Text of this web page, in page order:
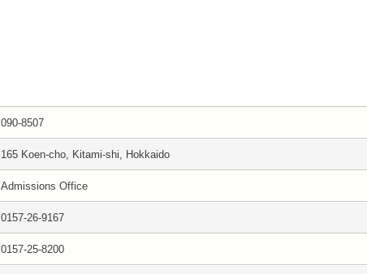
090-8507
165 Koen-cho, Kitami-shi, Hokkaido
Admissions Office
0157-26-9167
0157-25-8200